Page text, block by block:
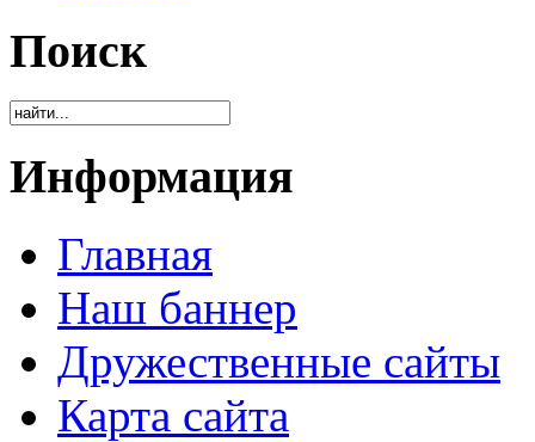
Поиск
Информация
Главная
Наш баннер
Дружественные сайты
Карта сайта